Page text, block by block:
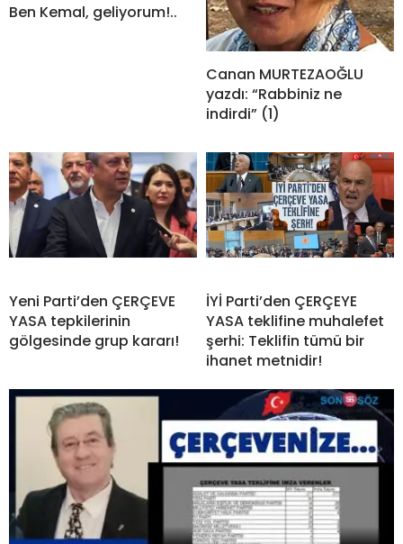
Ben Kemal, geliyorum!..
Canan MURTEZAOĞLU
yazdı: “Rabbiniz ne
indirdi” (1)
Yeni Parti’den ÇERÇEVE
YASA tepkilerinin
gölgesinde grup kararı!
İYİ Parti’den ÇERÇEYE
YASA teklifine muhalefet
şerhi: Teklifin tümü bir
ihanet metnidir!